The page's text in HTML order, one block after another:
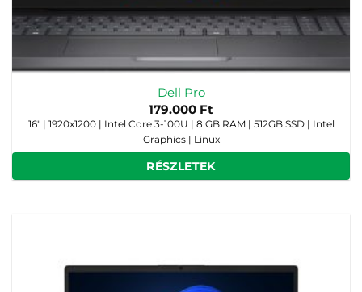
Dell Pro
179.000 Ft
16" | 1920x1200 | Intel Core 3-100U | 8 GB RAM | 512GB SSD | Intel
Graphics | Linux
RÉSZLETEK